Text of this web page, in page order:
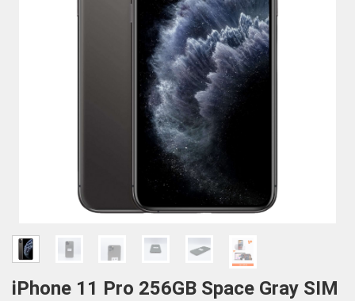
iPhone 11 Pro 256GB Space Gray SIM